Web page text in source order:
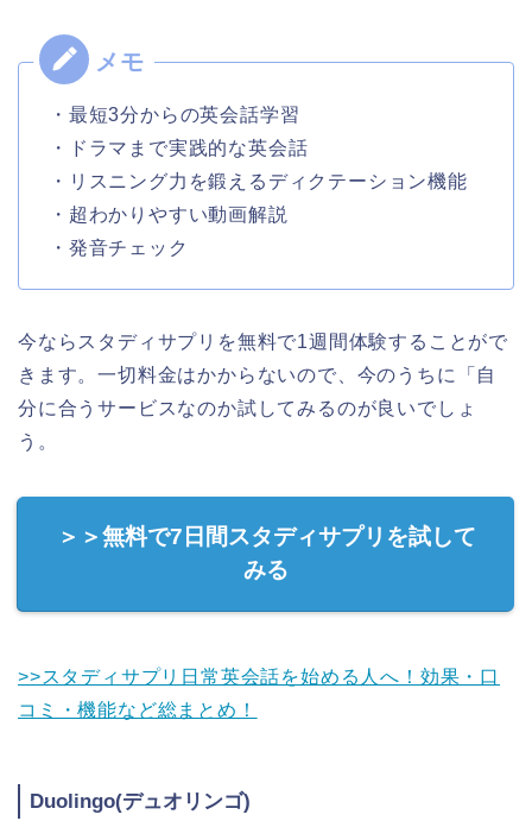
・最短3分からの英会話学習
・ドラマまで実践的な英会話
・リスニング力を鍛えるディクテーション機能
・超わかりやすい動画解説
・発音チェック
今ならスタディサプリを無料で1週間体験することがで
きます。一切料金はかからないので、今のうちに「自
分に合うサービスなのか試してみるのが良いでしょ
う。
＞＞無料で7日間スタディサプリを試して
みる
>>スタディサプリ日常英会話を始める人へ！効果・口
コミ・機能など総まとめ！
Duolingo(デュオリンゴ)